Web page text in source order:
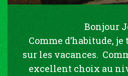
Bonjour
Comme d’habitude,
sur les vacances.
excellent choix au